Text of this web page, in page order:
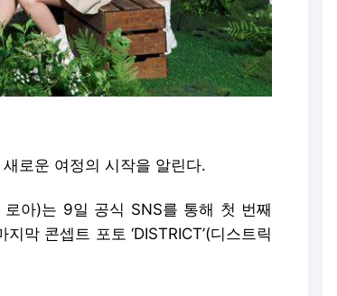
로운 여정의 시작을 알린다.
아)는 9일 공식 SNS를 통해 첫 번째
막 콘셉트 포토 ‘DISTRICT’(디스트릭